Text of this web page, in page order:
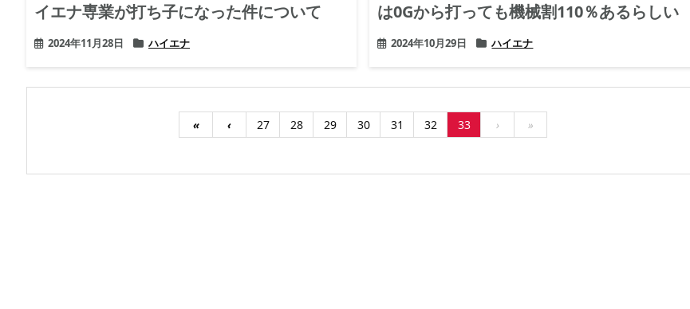
イエナ専業が打ち子になった件について
2024年11月28日 ハイエナ
は0Gから打っても機械割110％あるらしい
2024年10月29日 ハイエナ
« ‹ 27 28 29 30 31 32 33 › »